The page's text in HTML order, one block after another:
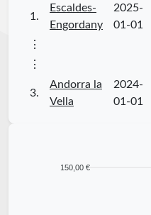
1.
Escaldes-
Engordany
2025-
01-01
⋮
⋮
3.
Andorra la
Vella
2024-
01-01
150,00 €